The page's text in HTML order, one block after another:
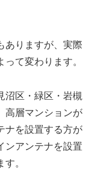
ありますが、実際
て変わります。
沼区・緑区・岩槻
高層マンションが
ナを設置する方が
ンアンテナを設置
。